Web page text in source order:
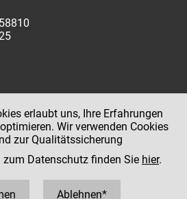
erlaubt uns, Ihre Erfahrungen
Wir verwenden Cookies
zur Qualitätssicherung
Datenschutz finden Sie hier.
Ablehnen*